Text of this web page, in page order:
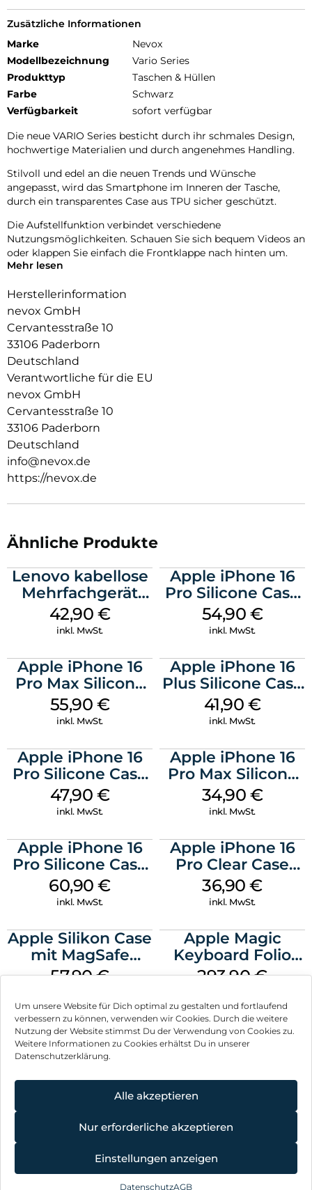
Um unsere Website für Dich optimal zu gestalten und fortlaufend
verbessern zu können, verwenden wir Cookies. Durch die weitere
Nutzung der Website stimmst Du der Verwendung von Cookies zu.
Weitere Informationen zu Cookies erhältst Du in unserer
Datenschutzerklärung.
Alle akzeptieren
Nur erforderliche akzeptieren
Einstellungen anzeigen
DatenschutzAGB
Zusätzliche Informationen
Marke
Nevox
Modellbezeichnung
Vario Series
Produkttyp
Taschen & Hüllen
Farbe
Schwarz
Verfügbarkeit
sofort verfügbar
Die neue VARIO Series besticht durch ihr schmales Design,
hochwertige Materialien und durch angenehmes Handling.
Stilvoll und edel an die neuen Trends und Wünsche
angepasst, wird das Smartphone im Inneren der Tasche,
durch ein transparentes Case aus TPU sicher geschützt.
Die Aufstellfunktion verbindet verschiedene
Nutzungsmöglichkeiten. Schauen Sie sich bequem Videos an
oder klappen Sie einfach die Frontklappe nach hinten um.
Bedienung kinderleicht und die Schutzhülle öffnet sich nicht
ungewollt.
Beim Umklappen der Frontklappe wird diese ebenfalls durch
die Magneten auf der Rückseite fixiert, somit ist ein
bequemes Telefonieren und Bedienen sichergestellt.
Aussen Material: PU
Innen Material : PU
Schutzhülle innen: TPU
Mehr lesen
Herstellerinformation
nevox GmbH
Cervantesstraße 10
33106 Paderborn
Deutschland
Verantwortliche für die EU
nevox GmbH
Cervantesstraße 10
33106 Paderborn
Deutschland
info@nevox.de
https://nevox.de
Ähnliche Produkte
Lenovo kabellose
Mehrfachgerät
Luna Grey
42,90 €
inkl. MwSt.
Apple iPhone 16
Pro Silicone Case
MagSafe Black
54,90 €
inkl. MwSt.
Apple iPhone 16
Pro Max Silicone
Case MagSafe
Stone Gray
55,90 €
inkl. MwSt.
Apple iPhone 16
Plus Silicone Case
MagSafe Stone
Gray
41,90 €
inkl. MwSt.
Apple iPhone 16
Pro Silicone Case
MagSafe Denim
47,90 €
inkl. MwSt.
Apple iPhone 16
Pro Max Silicone
Case MagSafe
Denim
34,90 €
inkl. MwSt.
Apple iPhone 16
Pro Silicone Case
MagSafe Stone
Gray
60,90€
inkl. MwSt.
Apple iPhone 16
Pro Clear Case
MagSafe
Transparent
36,90€
inkl. MwSt.
Apple Silikon Case
mit MagSafe
iPhone 14 Pro
57,90€
Apple Magic
Keyboard Folio
iPad 10.9″ (10.Gen.)
293,90€
Vertrag widerrufen
Hinweis zur Batterieentsorgung